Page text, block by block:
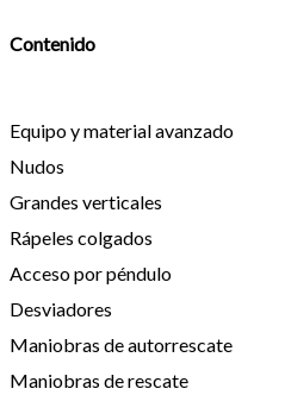
Contenido
Equipo y material avanzado
Nudos
Grandes verticales
Rápeles colgados
Acceso por péndulo
Desviadores
Maniobras de autorrescate
Maniobras de rescate